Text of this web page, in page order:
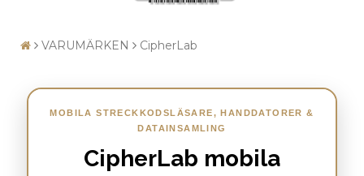
VARUMÄRKEN CipherLab
MOBILA STRECKKODSLÄSARE, HANDDATORER &
DATAINSAMLING
CipherLab mobila